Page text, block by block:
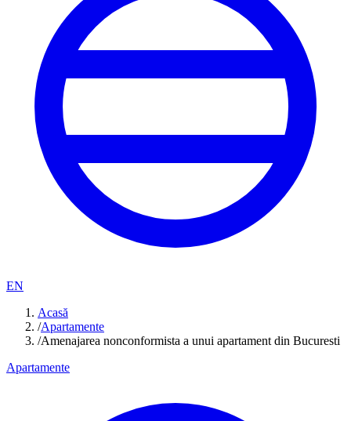
EN
Acasă
/Apartamente
/Amenajarea nonconformista a unui apartament din Bucuresti
Apartamente